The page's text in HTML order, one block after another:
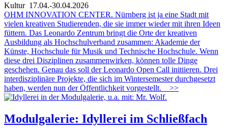
Kultur17.04.-30.04.2026
OHM INNOVATION CENTER. Nürnberg ist ja eine Stadt mit
vielen kreativen Studierenden, die sie immer wieder mit ihren Ideen
füttern. Das Leonardo Zentrum bringt die Orte der kreativen
Ausbildung als Hochschulverband zusammen: Akademie der
Künste, Hochschule für Musik und Technische Hochschule. Wenn
diese drei Disziplinen zusammenwirken, können tolle Dinge
geschehen. Genau das soll der Leonardo Open Call initiieren. Drei
interdisziplinäre Projekte, die sich im Wintersemester durchgesetzt
haben, werden nun der Öffentlichkeit vorgestellt.
>>
Modulgalerie: Idyllerei im Schließfach